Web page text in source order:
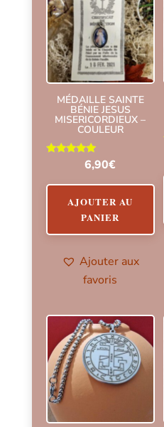
MÉDAILLE SAINTE
BÉNIE JESUS
MISERICORDIEUX –
COULEUR
6,90€
AJOUTER AU
PANIER
Ajouter aux
favoris